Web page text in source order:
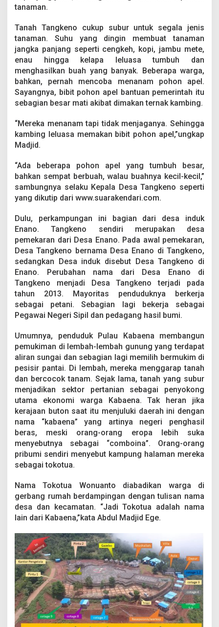
tanaman.
Tanah Tangkeno cukup subur untuk segala jenis
tanaman. Suhu yang dingin membuat tanaman
jangka panjang seperti cengkeh, kopi, jambu mete,
enau hingga kelapa leluasa tumbuh dan
menghasilkan buah yang banyak. Beberapa warga,
bahkan, pernah mencoba menanam pohon apel.
Sayangnya, bibit pohon apel bantuan pemerintah itu
sebagian besar mati akibat dimakan ternak kambing.
“Mereka menanam tapi tidak menjaganya. Sehingga
kambing leluasa memakan bibit pohon apel,”ungkap
Madjid.
“Ada beberapa pohon apel yang tumbuh besar,
bahkan sempat berbuah, walau buahnya kecil-kecil,”
sambungnya selaku Kepala Desa Tangkeno seperti
yang dikutip dari www.suarakendari.com.
Dulu, perkampungan ini bagian dari desa induk
Enano. Tangkeno sendiri merupakan desa
pemekaran dari Desa Enano. Pada awal pemekaran,
Desa Tangkeno bernama Desa Enano di Tangkeno,
sedangkan Desa induk disebut Desa Tangkeno di
Enano. Perubahan nama dari Desa Enano di
Tangkeno menjadi Desa Tangkeno terjadi pada
tahun 2013. Mayoritas penduduknya berkerja
sebagai petani. Sebagian lagi bekerja sebagai
Pegawai Negeri Sipil dan pedagang hasil bumi.
Umumnya, penduduk Pulau Kabaena membangun
pemukiman di lembah-lembah gunung yang terdapat
aliran sungai dan sebagian lagi memilih bermukim di
pesisir pantai. Di lembah, mereka menggarap tanah
dan bercocok tanam. Sejak lama, tanah yang subur
menjadikan sektor pertanian sebagai penyokong
utama ekonomi warga Kabaena. Tak heran jika
kerajaan buton saat itu menjuluki daerah ini dengan
nama “kabaena” yang artinya negeri penghasil
beras, meski orang-orang eropa lebih suka
menyebutnya sebagai “comboina”. Orang-orang
pribumi sendiri menyebut kampung halaman mereka
sebagai tokotua.
Nama Tokotua Wonuanto diabadikan warga di
gerbang rumah berdampingan dengan tulisan nama
desa dan kecamatan. “Jadi Tokotua adalah nama
lain dari Kabaena,”kata Abdul Madjid Ege.